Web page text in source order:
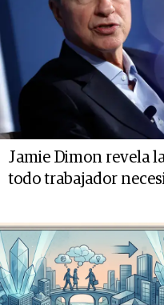
Jamie Dimon revela
todo trabajador